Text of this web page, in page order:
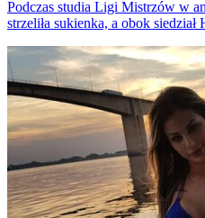
Podczas studia Ligi Mistrzów w
strzeliła sukienka, a obok siedział